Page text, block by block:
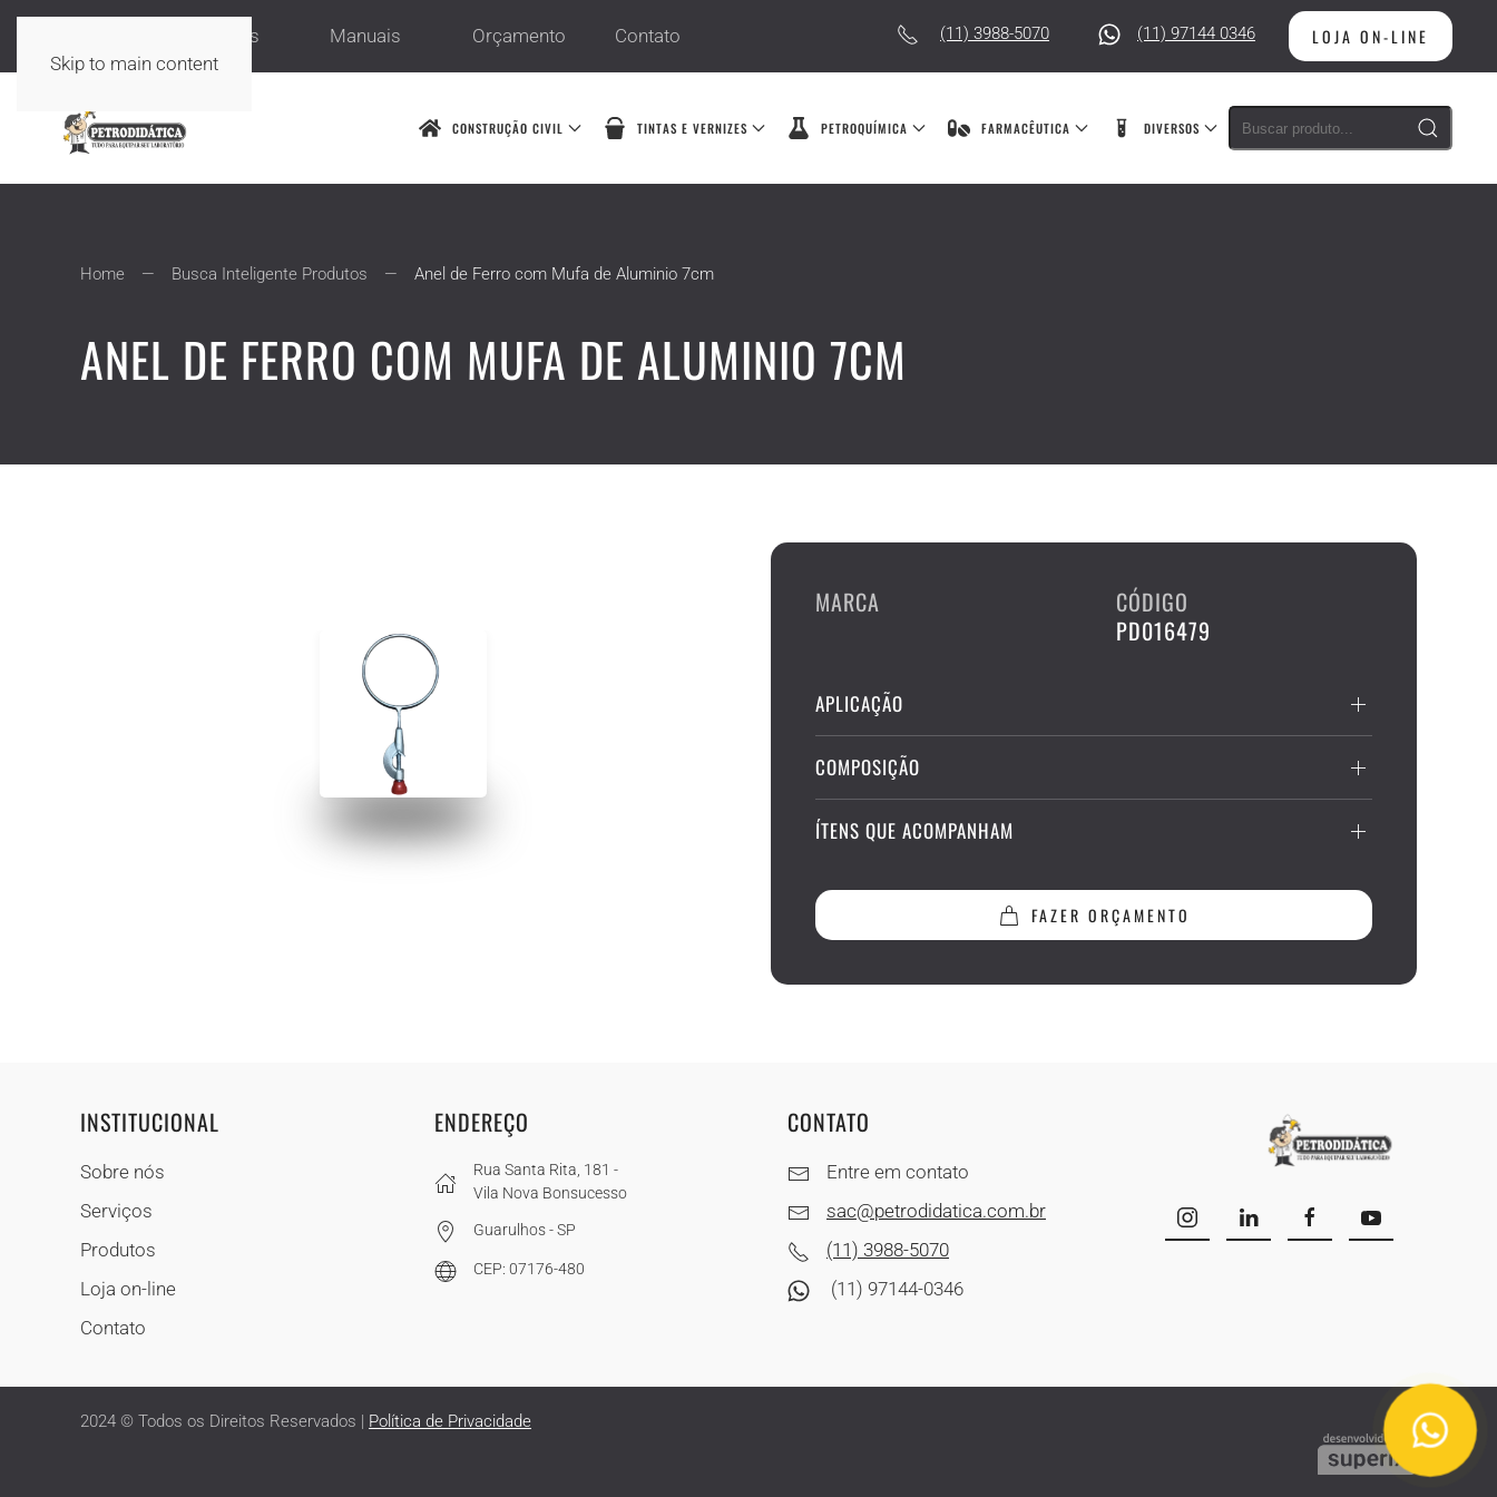
Skip to main content
Serviços Manuais Orçamento Contato (11) 3988-5070 (11) 97144 0346 LOJA ON-LINE
CONSTRUÇÃO CIVIL TINTAS E VERNIZES PETROQUÍMICA FARMACÊUTICA DIVERSOS
Home Busca Inteligente Produtos Anel de Ferro com Mufa de Aluminio 7cm
ANEL DE FERRO COM MUFA DE ALUMINIO 7CM
MARCA
CÓDIGO
PD016479
APLICAÇÃO
COMPOSIÇÃO
ÍTENS QUE ACOMPANHAM
FAZER ORÇAMENTO
INSTITUCIONAL
Sobre nós
Serviços
Produtos
Loja on-line
Contato
ENDEREÇO
Rua Santa Rita, 181 -
Vila Nova Bonsucesso
Guarulhos - SP
CEP: 07176-480
CONTATO
Entre em contato
sac@petrodidatica.com.br
(11) 3988-5070
(11) 97144-0346
2024 © Todos os Direitos Reservados | Política de Privacidade